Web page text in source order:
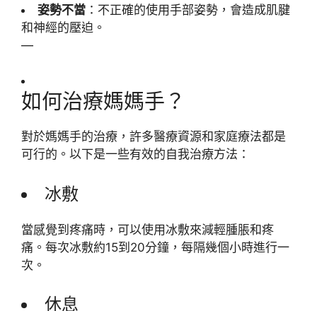
姿勢不當 ：不正確的使用手部姿勢，會造成肌腱
和神經的壓迫。
—
如何治療媽媽手？
對於媽媽手的治療，許多醫療資源和家庭療法都是
可行的。以下是一些有效的自我治療方法：
冰敷
當感覺到疼痛時，可以使用冰敷來減輕腫脹和疼
痛。每次冰敷約15到20分鐘，每隔幾個小時進行一
次。
休息